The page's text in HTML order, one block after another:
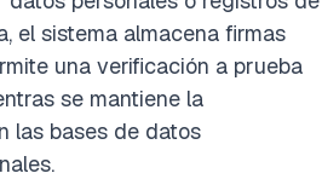
el sistema almacena firmas
una verificación a prueba
se mantiene la
las bases de datos